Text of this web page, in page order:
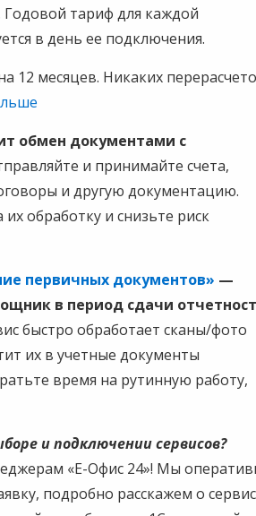
тариф для каждой
в день ее подключения.
12 месяцев. Никаких
обмен документами с
и принимайте счета,
и другую документацию.
обработку и снизьте риск
первичных документов» —
в период сдачи
быстро обработает сканы/фото
их в учетные документы
время на рутинную работу,
и подключении сервисов?
«Е-Офис 24»! Мы
подробно расскажем о